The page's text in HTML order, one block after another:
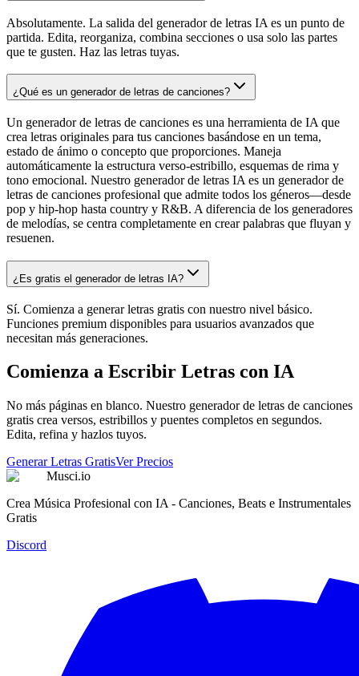
Absolutamente. La salida del generador de letras IA es un punto de
partida. Edita, reorganiza, combina secciones o usa solo las partes
que te gusten. Haz las letras tuyas.
¿Qué es un generador de letras de canciones?
Un generador de letras de canciones es una herramienta de IA que
crea letras originales para tus canciones basándose en un tema,
estado de ánimo o concepto que proporciones. Maneja
automáticamente la estructura verso-estribillo, esquemas de rima y
tono emocional. Nuestro generador de letras IA es un generador de
letras de canciones profesional que admite todos los géneros—desde
pop y hip-hop hasta country y R&B. A diferencia de los generadores
de melodías, se centra completamente en crear palabras que fluyan y
resuenen.
¿Es gratis el generador de letras IA?
Sí. Comienza a generar letras gratis con nuestro nivel básico.
Funciones premium disponibles para usuarios avanzados que
necesitan más generaciones.
Comienza a Escribir Letras con IA
No más páginas en blanco. Nuestro generador de letras de canciones
gratis crea versos, estribillos y puentes completos en segundos.
Edita, refina y hazlos tuyos.
Generar Letras GratisVer Precios
Musci.io
Crea Música Profesional con IA - Canciones, Beats e Instrumentales
Gratis
Discord